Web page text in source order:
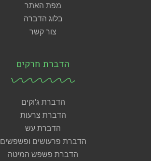
מפת האתר
בלוג הדברה
צור קשר
הדברת חרקים
הדברת ג'וקים
הדברת צרעות
הדברת עש
הדברת פרעושים ופשפשים
הדברת פשפש המיטה